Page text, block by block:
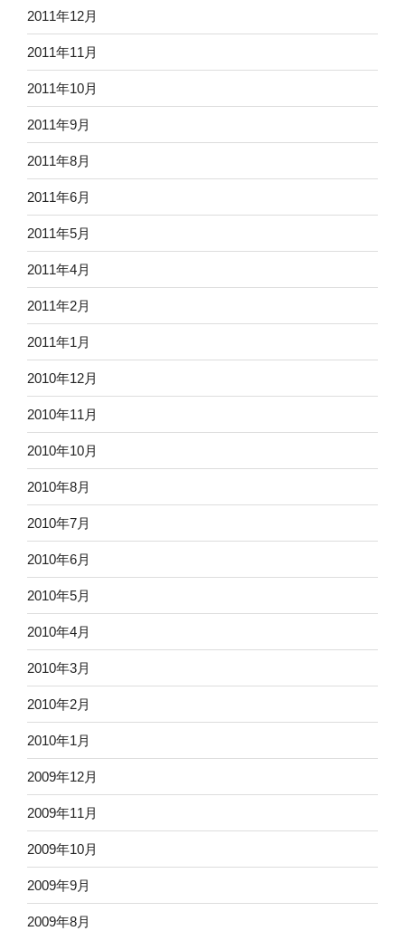
2011年12月
2011年11月
2011年10月
2011年9月
2011年8月
2011年6月
2011年5月
2011年4月
2011年2月
2011年1月
2010年12月
2010年11月
2010年10月
2010年8月
2010年7月
2010年6月
2010年5月
2010年4月
2010年3月
2010年2月
2010年1月
2009年12月
2009年11月
2009年10月
2009年9月
2009年8月